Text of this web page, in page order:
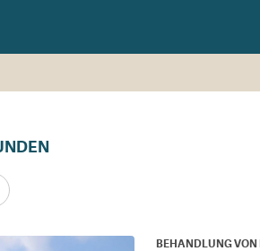
BEHANDLUNG VON